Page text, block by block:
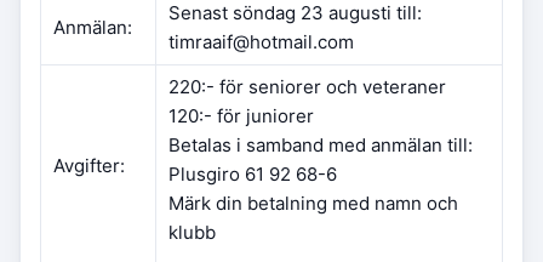
Anmälan:
Senast söndag 23 augusti till:
timraaif@hotmail.com
Avgifter:
220:- för seniorer och veteraner
120:- för juniorer
Betalas i samband med anmälan till:
Plusgiro 61 92 68-6
Märk din betalning med namn och
klubb